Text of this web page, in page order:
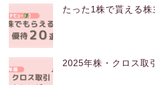
たった1株で貰える株
2025年株・クロス取